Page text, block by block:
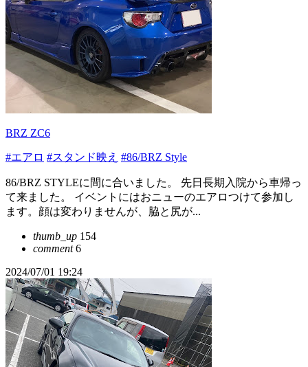
BRZ ZC6
#エアロ #スタンド映え #86/BRZ Style
86/BRZ STYLEに間に合いました。 先日長期入院から車帰っ
て来ました。 イベントにはおニューのエアロつけて参加し
ます。顔は変わりませんが、脇と尻が...
thumb_up 154
comment6
2024/07/01 19:24